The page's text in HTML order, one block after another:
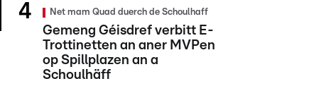
Net mam Quad duerch de Schoulhaff
Gemeng Géisdref verbitt E-
Trottinetten an aner MVPen
op Spillplazen an a
Schoulhäff